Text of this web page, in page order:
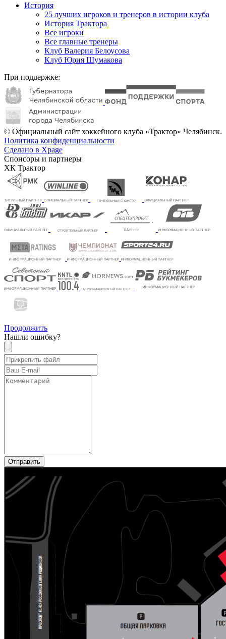
История
25 лучших игроков и тренеров в истории клуба
История Трактора
Все игроки
Все главные тренеры
Клуб Валерия Белоусова
Клуб Юрия Шумакова
При поддержке:
© Официальный сайт хоккейного клуба «Трактор» Челябинск.
Политика конфиденциальности
Сделано в Xpage
Спонсоры и партнеры
ХК Трактор
Продолжить
Нашли ошибку?